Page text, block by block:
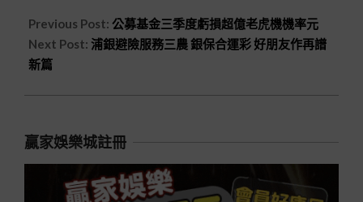
Previous Post: 公募基金三季度虧損超億老虎機機率元
Next Post: 浦銀避險服務三農 銀保合運彩 好朋友作再譜
新篇
贏家娛樂城註冊